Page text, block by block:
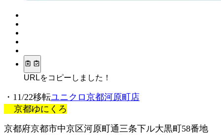
URLをコピーしました！
・11/22移転ユニクロ京都河原町店
京都ゆにくろ
京都府京都市中京区河原町通三条下ル大黒町58番地